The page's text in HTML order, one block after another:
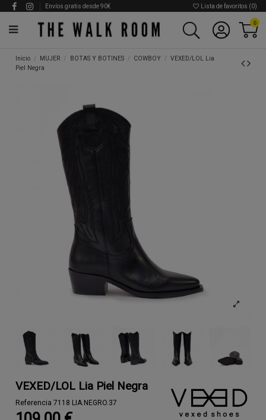
Envíos gratis desde 90€ Lista de favoritos (0)
0
Inicio MUJER BOTAS Y BOTINES COWBOY
VEXED/LOL Lia
Piel Negra
VEXED/LOL Lia Piel Negra
Referencia 7118 LIA.NEGRO.37